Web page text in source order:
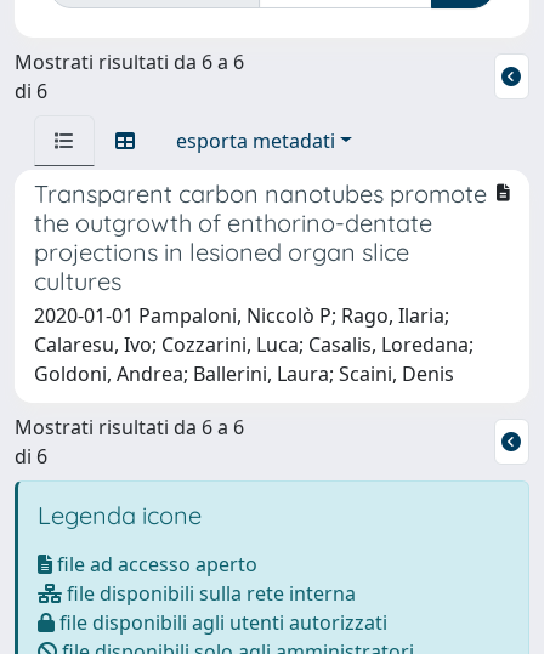
Mostrati risultati da 6 a 6
di 6
esporta metadati
Transparent carbon nanotubes promote
the outgrowth of enthorino-dentate
projections in lesioned organ slice
cultures
2020-01-01 Pampaloni, Niccolò P; Rago, Ilaria;
Calaresu, Ivo; Cozzarini, Luca; Casalis, Loredana;
Goldoni, Andrea; Ballerini, Laura; Scaini, Denis
Mostrati risultati da 6 a 6
di 6
Legenda icone
file ad accesso aperto
file disponibili sulla rete interna
file disponibili agli utenti autorizzati